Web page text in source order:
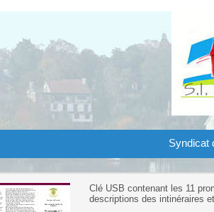
Syndicat
Clé USB contenant les 11
descriptions des intinéraires